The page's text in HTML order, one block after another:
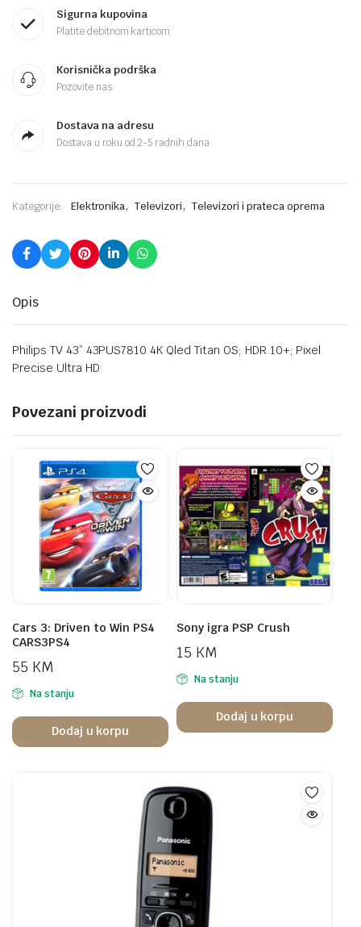
Sigurna kupovina
Platite debitnom karticom
Korisnička podrška
Pozovite nas
Dostava na adresu
Dostava u roku od 2-5 radnih dana
Kategorije: Elektronika, Televizori, Televizori i prateca oprema
Opis
Philips TV 43” 43PUS7810 4K Qled Titan OS; HDR 10+; Pixel
Precise Ultra HD
Povezani proizvodi
Cars 3: Driven to Win PS4
CARS3PS4
55 KM
Na stanju
Dodaj u korpu
Sony igra PSP Crush
15 KM
Na stanju
Dodaj u korpu